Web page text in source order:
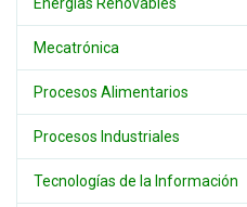
Mecatrónica
Procesos Alimentarios
Procesos Industriales
Tecnologías de la Información